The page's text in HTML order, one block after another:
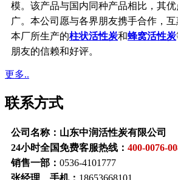
模。该产品与国内同种产品相比，其
广。本公司愿与各界朋友携手合作，互
本厂所生产的柱状活性炭和蜂窝活性炭
朋友的信赖和好评。
更多..
联系方式
公司名称：山东中润活性炭有限公司
24小时全国免费客服热线： 400-0076-
销售一部： 0536-4101777